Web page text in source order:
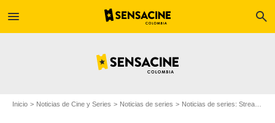
menu search
Inicio Noticias de Cine y Series Noticias de series Noticias de series: Streaming